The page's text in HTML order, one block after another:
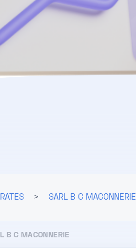
> SARL B C MACONNERIE
B C MACONNERIE